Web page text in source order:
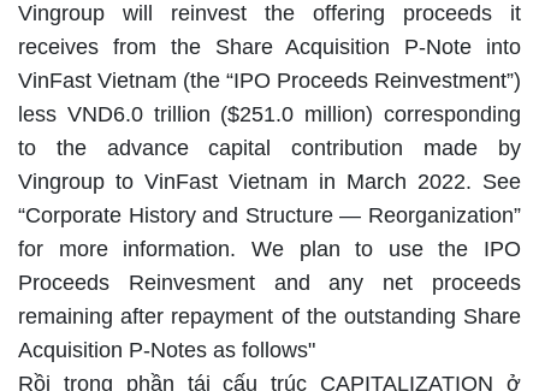
Vingroup will reinvest the offering proceeds it
receives from the Share Acquisition P-Note into
VinFast Vietnam (the “IPO Proceeds Reinvestment”)
less VND6.0 trillion ($251.0 million) corresponding
to the advance capital contribution made by
Vingroup to VinFast Vietnam in March 2022. See
“Corporate History and Structure — Reorganization”
for more information. We plan to use the IPO
Proceeds Reinvesment and any net proceeds
remaining after repayment of the outstanding Share
Acquisition P-Notes as follows"
Rồi trong phần tái cấu trúc CAPITALIZATION ở